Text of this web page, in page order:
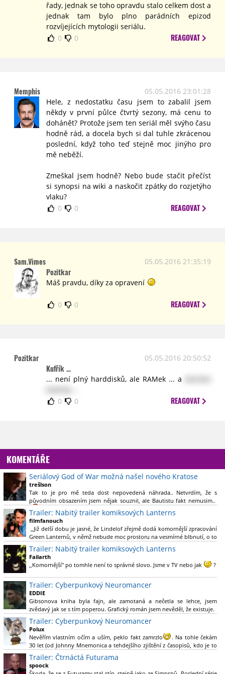
řady, jednak se toho opravdu stalo celkem dost a
jednak tam bylo plno parádních epizod
rozvíjejících mytologii seriálu.
0
0 REAGOVAT
Memphis
05.05.2016 23:01:28
Hele, z nedostatku času jsem to zabalil jsem
někdy v první půlce čtvrtý sezony, má cenu to
dohánět? Protože jsem ten seriál měl svýho času
hodně rád, a docela bych si dal tuhle zkrácenou
poslední, když toho teď stejně moc jinýho pro
mě neběží.
Zmeškal jsem hodně? Nebo bude stačit přečíst
si synopsi na wiki a naskočit zpátky do rozjetýho
vlaku?
0
0 REAGOVAT
Sam.Vimes 05.05.2016 21:35:19
Pozitkar
Máš pravdu, díky za opravení
0 0 REAGOVAT
Pozitkar 05.05.2016 20:50:52
Kufřík ...
... není plný harddisků, ale RAMek ... a
0
0 REAGOVAT
KOMENTÁŘE
Seriálový God of War možná našel nového Kratose
trešlson
Tak to je pro mě teda dost nepovedená náhrada.. Netvrdím, že s
původním obsazením jsem nějak souznil, ale Bautistu fakt nemusim..
Trailer: Nabitý trailer komiksových Lanterns
filmfanouch
,,Již delší dobu je jasné, že Lindelof zřejmě dodá komornější zpracování
Green Lanternů, v němž nebude moc prostoru na vesmírné blbnutí, o to
více se ovšem bude moci nová adaptace odprostit třeba od filmového
Green Lanterna s Ryanem Reynoldsem.´´ Co je na tom
nesrozumitelného?
Trailer: Nabitý trailer komiksových Lanterns
Failarth
,,Komornější" po tomhle není to správné slovo. Jsme v TV nebo jak
?
Nebál bych se říct, že to vypadá skvěle jak po stránce kvantity materiálu,
tak i formou.
Výběr Ulricha Tomsena pro mě velké překvapení a velmi zajímavá volba
bravo.
Chandler je lepší a lepší s každou novou scénou.
Komiksy to mají ted´těžké, paradoxně tomu škodí to všechno kolem
(DC nebo MCU to je buřt) , ale nezasloužilo by si to zářez jen kvůli tomu.
Držím tomu palce.
Trailer: Cyberpunkový Neuromancer
EDDIE
Gibsonova kniha byla fajn, ale zamotaná a nečetla se lehce, jsem
zvědavý jak se s tím poperou. Grafický román jsem nevěděl, že existuje.
Trailer: Cyberpunkový Neuromancer
Polux
Nevěřím vlastním očím a uším, peklo fakt zamrzlo
. Na tohle čekám
30 let (od Johnny Mnemonica a tehdejšího zjištění z časopisů, kdo je to
Gibson a co je jeho debutová kniha zač), přičemž 25 let (od Matrixu,
který pojem cyberpunk dostal do povědomí i obyčejného diváka a
nikoliv fanouška žánru) marně doufám, že si po řadě "duchovních
Trailer: Čtrnáctá Futurama
spoock